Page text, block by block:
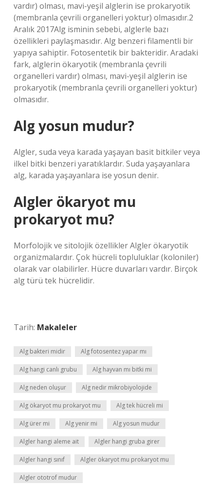
vardır) olması, mavi-yeşil alglerin ise prokaryotik
(membranla çevrili organelleri yoktur) olmasıdır.2
Aralık 2017Alg isminin sebebi, alglerle bazı
özellikleri paylaşmasıdır. Alg benzeri filamentli bir
yapıya sahiptir. Fotosentetik bir bakteridir. Aradaki
fark, alglerin ökaryotik (membranla çevrili
organelleri vardır) olması, mavi-yeşil alglerin ise
prokaryotik (membranla çevrili organelleri yoktur)
olmasıdır.
Alg yosun mudur?
Algler, suda veya karada yaşayan basit bitkiler veya
ilkel bitki benzeri yaratıklardır. Suda yaşayanlara
alg, karada yaşayanlara ise yosun denir.
Algler ökaryot mu
prokaryot mu?
Morfolojik ve sitolojik özellikler Algler ökaryotik
organizmalardır. Çok hücreli topluluklar (koloniler)
olarak var olabilirler. Hücre duvarları vardır. Birçok
alg türü tek hücrelidir.
Tarih: Makaleler
Alg bakteri midir Alg fotosentez yapar mı
Alg hangi canlı grubu Alg hayvan mı bitki mi
Alg neden oluşur Alg nedir mikrobiyolojide
Alg ökaryot mu prokaryot mu Alg tek hücreli mi
Alg ürer mi Alg yenir mi Alg yosun mudur
Algler hangi aleme ait Algler hangi gruba girer
Algler hangi sınıf Algler ökaryot mu prokaryot mu
Algler ototrof mudur